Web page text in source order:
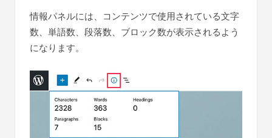
情報パネルには、コンテンツで使用されている文字
数、単語数、段落数、ブロック数が表示されるよう
になります。